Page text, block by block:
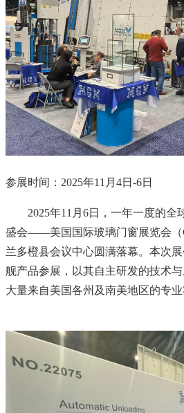
参展时间：2025年11月4日-6日
2025年11月6日，一年一度的全
盛会——美国国际玻璃门窗展览会（
兰多橙县会议中心圆满落幕。本次
舰产品参展，以其自主研发的技术
大量来自美国各州及南美地区的专业